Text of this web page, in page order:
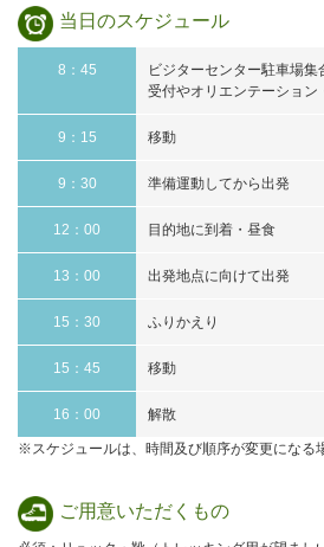
当日のスケジュール
8：45
ビジターセンター駐車場集
受付やオリエンテーション
9：15 移動
9：30 準備運動してから出発
12：00 目的地に到着・昼食
13：00 出発地点に向けて出発
15：30 ふりかえり
15：45 移動
16：00 解散
※スケジュールは、時間及び順序が変更になる
ご用意いただくもの